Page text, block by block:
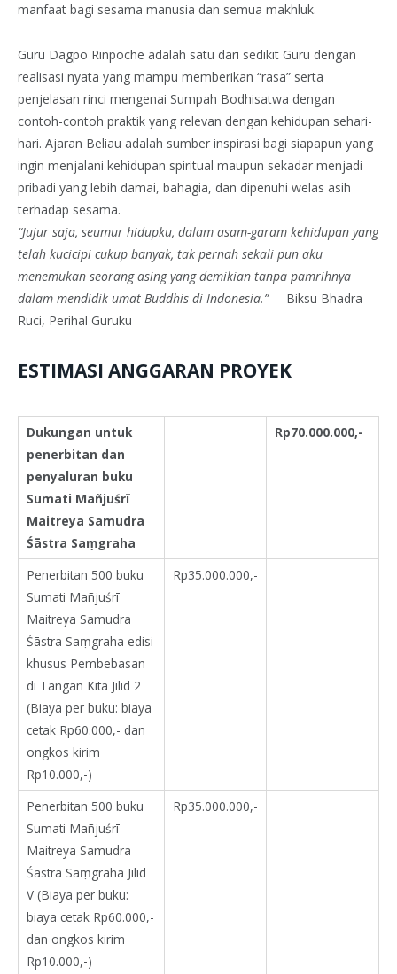
manfaat bagi sesama manusia dan semua makhluk.
Guru Dagpo Rinpoche adalah satu dari sedikit Guru dengan
realisasi nyata yang mampu memberikan “rasa” serta
penjelasan rinci mengenai Sumpah Bodhisatwa dengan
contoh-contoh praktik yang relevan dengan kehidupan sehari-
hari. Ajaran Beliau adalah sumber inspirasi bagi siapapun yang
ingin menjalani kehidupan spiritual maupun sekadar menjadi
pribadi yang lebih damai, bahagia, dan dipenuhi welas asih
terhadap sesama.
“Jujur saja, seumur hidupku, dalam asam-garam kehidupan yang
telah kucicipi cukup banyak, tak pernah sekali pun aku
menemukan seorang asing yang demikian tanpa pamrihnya
dalam mendidik umat Buddhis di Indonesia.”– Biksu Bhadra
Ruci, Perihal Guruku
ESTIMASI ANGGARAN PROYEK
Dukungan untuk
penerbitan dan
penyaluran buku
Sumati Mañjuśrī
Maitreya Samudra
Śāstra Saṃgraha
Rp70.000.000,-
Penerbitan 500 buku
Sumati Mañjuśrī
Maitreya Samudra
Śāstra Saṃgraha edisi
khusus Pembebasan
di Tangan Kita Jilid 2
(Biaya per buku: biaya
cetak Rp60.000,- dan
ongkos kirim
Rp10.000,-)
Rp35.000.000,-
Penerbitan 500 buku
Sumati Mañjuśrī
Maitreya Samudra
Śāstra Saṃgraha Jilid
V (Biaya per buku:
biaya cetak Rp60.000,-
dan ongkos kirim
Rp10.000,-)
Rp35.000.000,-